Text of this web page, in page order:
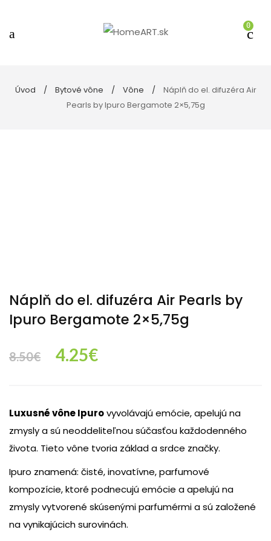
0
Úvod Bytové vône Vône
Náplň do el. difuzéra Air
Pearls by Ipuro Bergamote 2×5,75g
Náplň do el. difuzéra Air Pearls by
Ipuro Bergamote 2×5,75g
8.50€
Original
was:
8.50€.
4.25€Current
is:
4.25€.
Luxusné vône Ipurovyvolávajú emócie, apelujú na
zmysly a sú neoddeliteľnou súčasťou každodenného
života. Tieto vône tvoria základ a srdce značky.
Ipuro znamená: čisté, inovatívne, parfumové
kompozície, ktoré podnecujú emócie a apelujú na
zmysly vytvorené skúsenými parfumérmi a sú založené
na vynikajúcich surovinách.